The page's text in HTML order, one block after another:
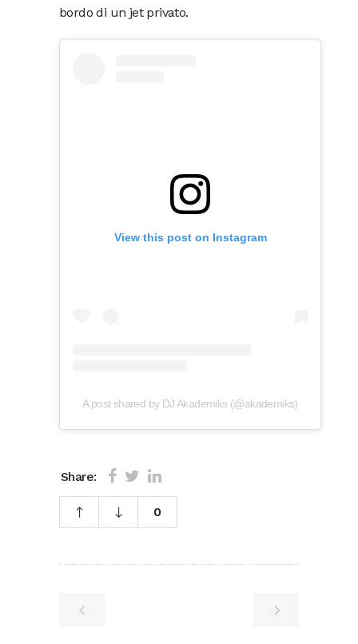
bordo di un jet privato.
View this post on Instagram
A post shared by DJ Akademiks (@akademiks)
Share:
0